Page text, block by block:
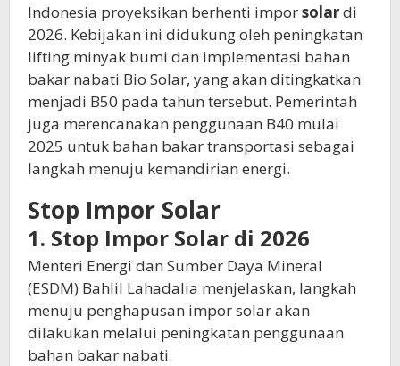
Indonesia proyeksikan berhenti imporsolardi
2026. Kebijakan ini didukung oleh peningkatan
lifting minyak bumi dan implementasi bahan
bakar nabati Bio Solar, yang akan ditingkatkan
menjadi B50 pada tahun tersebut. Pemerintah
juga merencanakan penggunaan B40 mulai
2025 untuk bahan bakar transportasi sebagai
langkah menuju kemandirian energi.
Stop Impor Solar
1. Stop Impor Solar di 2026
Menteri Energi dan Sumber Daya Mineral
(ESDM) Bahlil Lahadalia menjelaskan, langkah
menuju penghapusan impor solar akan
dilakukan melalui peningkatan penggunaan
bahan bakar nabati.